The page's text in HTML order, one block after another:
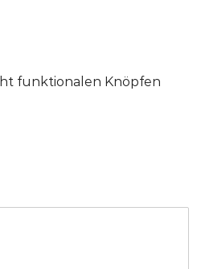
funktionalen Knöpfen